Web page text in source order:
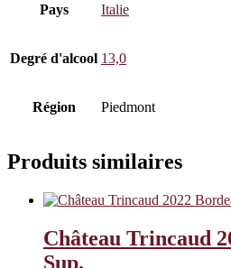
Pays Italie
Degré d'alcool 13,0
Région Piedmont
Produits similaires
Château Trincaud
Sup.